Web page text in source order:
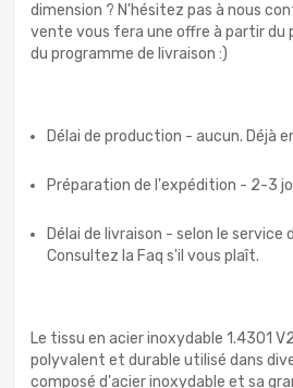
dimension ? N'hésitez pas à nous
vente vous fera une offre à partir du
du programme de livraison :)
Délai de production - aucun. Déjà
Préparation de l'expédition - 2-3
Délai de livraison - selon le service
Consultez la Faq s'il vous plaît.
Le tissu en acier inoxydable 1.4301
polyvalent et durable utilisé dans
composé d'acier inoxydable et sa